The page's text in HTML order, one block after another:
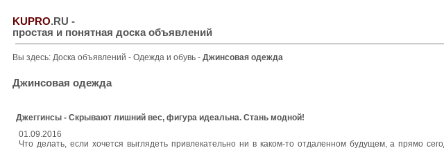
KUPRO.RU -
простая и понятная доска объявлений
Вы здесь: Доска объявлений - Одежда и обувь - Джинсовая одежда
Джинсовая одежда
Джеггинсы - Скрывают лишний вес, фигура идеальна. Стань модной!
01.09.2016
Что делать, если хочется выглядеть привлекательно ни в каком-то отдаленном будущем, а прямо